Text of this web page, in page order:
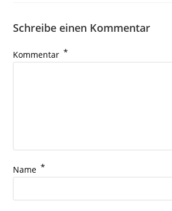
Schreibe einen Kommentar
Kommentar *
Name *